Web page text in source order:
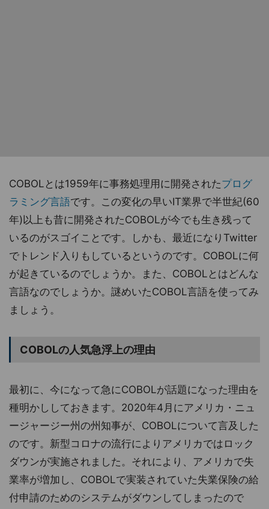
COBOLとは1959年に事務処理用に開発されたプログ
ラミング言語です。この変化の早いIT業界で半世紀(60
年)以上も昔に開発されたCOBOLが今でも生き残って
いるのがスゴイことです。しかも、最近になりTwitter
でトレンド入りもしているというのです。COBOLに何
が起きているのでしょうか。また、COBOLとはどんな
言語なのでしょうか。謎めいたCOBOL言語を使ってみ
ましょう。
COBOLの人気急浮上の理由
最初に、今になって急にCOBOLが話題になった理由を
種明かししておきます。2020年4月にアメリカ・ニュ
ージャージー州の州知事が、COBOLについて言及した
のです。新型コロナの流行によりアメリカではロック
ダウンが実施されました。それにより、アメリカで失
業率が増加し、COBOLで実装されていた失業保険の給
付申請のためのシステムがダウンしてしまったので